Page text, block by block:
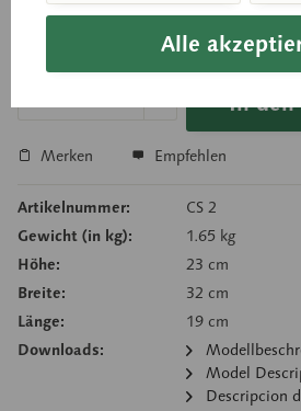
Preis auf Anfrage
Sofort versandfertig, Lieferzeit ca. 1-3
In den
Merken Empfehlen
Artikelnummer:
CS 2
Gewicht (in kg):
1.65 kg
Höhe:
23 cm
Breite:
32 cm
Länge:
19 cm
Downloads:
Model
Descripcion
Alle